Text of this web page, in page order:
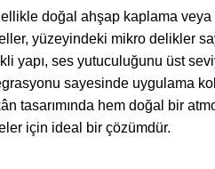
doğal ahşap kaplama
yüzeyindeki mikro delikler
yapı, ses yutuculuğunu üst
sayesinde uygulama
tasarımında hem doğal bir
için ideal bir çözümdür.